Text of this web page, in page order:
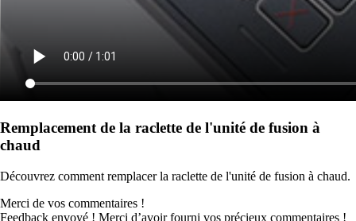
Remplacement de la raclette de l'unité de fusion à
chaud
Découvrez comment remplacer la raclette de l'unité de fusion à chaud.
Merci de vos commentaires !
Feedback envoyé ! Merci d’avoir fourni vos précieux commentaires !